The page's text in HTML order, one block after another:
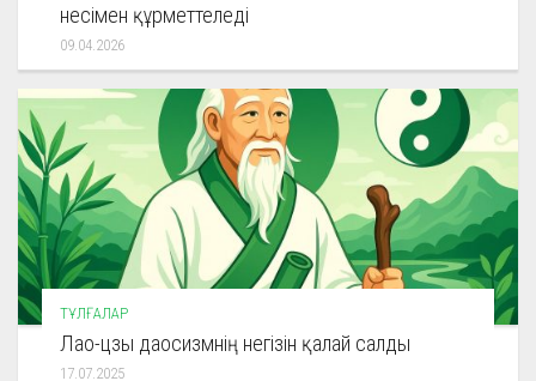
несімен құрметтеледі
09.04.2026
ТҰЛҒАЛАР
Лао-цзы даосизмнің негізін қалай салды
17.07.2025